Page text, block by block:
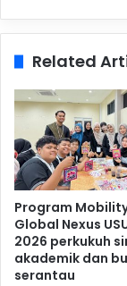
Related
Program
Global Nexus
2026 perkukuh
akademik dan
serantau